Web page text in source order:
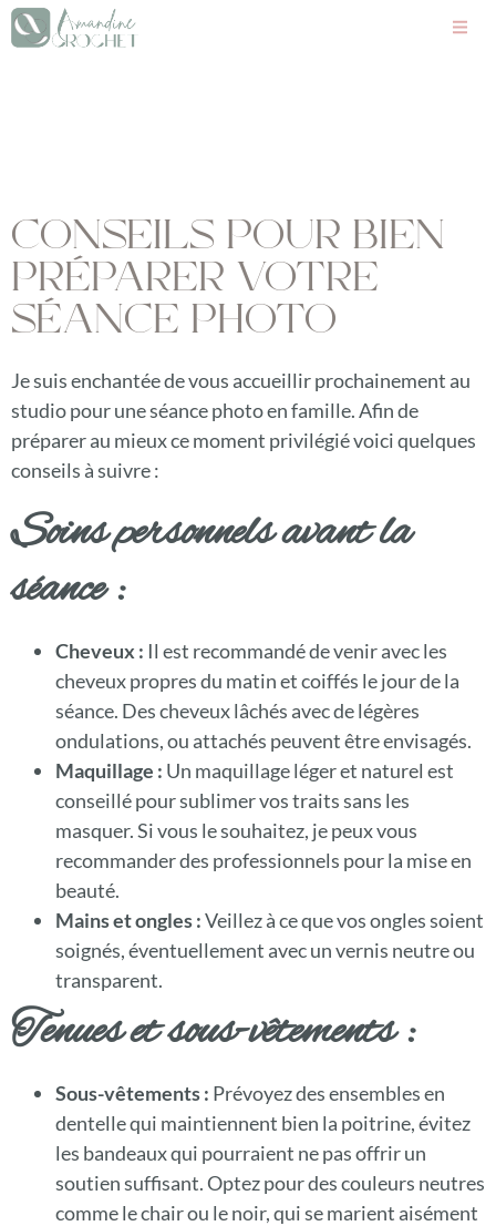
CONSEILS POUR BIEN
PRÉPARER VOTRE
SÉANCE PHOTO
Je suis enchantée de vous accueillir prochainement au
studio pour une séance photo en famille. Afin de
préparer au mieux ce moment privilégié voici quelques
conseils à suivre :
Soins personnels avant la
séance :
Cheveux : Il est recommandé de venir avec les
cheveux propres du matin et coiffés le jour de la
séance. Des cheveux lâchés avec de légères
ondulations, ou attachés peuvent être envisagés.
Maquillage : Un maquillage léger et naturel est
conseillé pour sublimer vos traits sans les
masquer. Si vous le souhaitez, je peux vous
recommander des professionnels pour la mise en
beauté.
Mains et ongles :Veillez à ce que vos ongles soient
soignés, éventuellement avec un vernis neutre ou
transparent.
Tenues et sous-vêtements :
Sous-vêtements : Prévoyez des ensembles en
dentelle qui maintiennent bien la poitrine, évitez
les bandeaux qui pourraient ne pas offrir un
soutien suffisant. Optez pour des couleurs neutres
comme le chair ou le noir, qui se marient aisément